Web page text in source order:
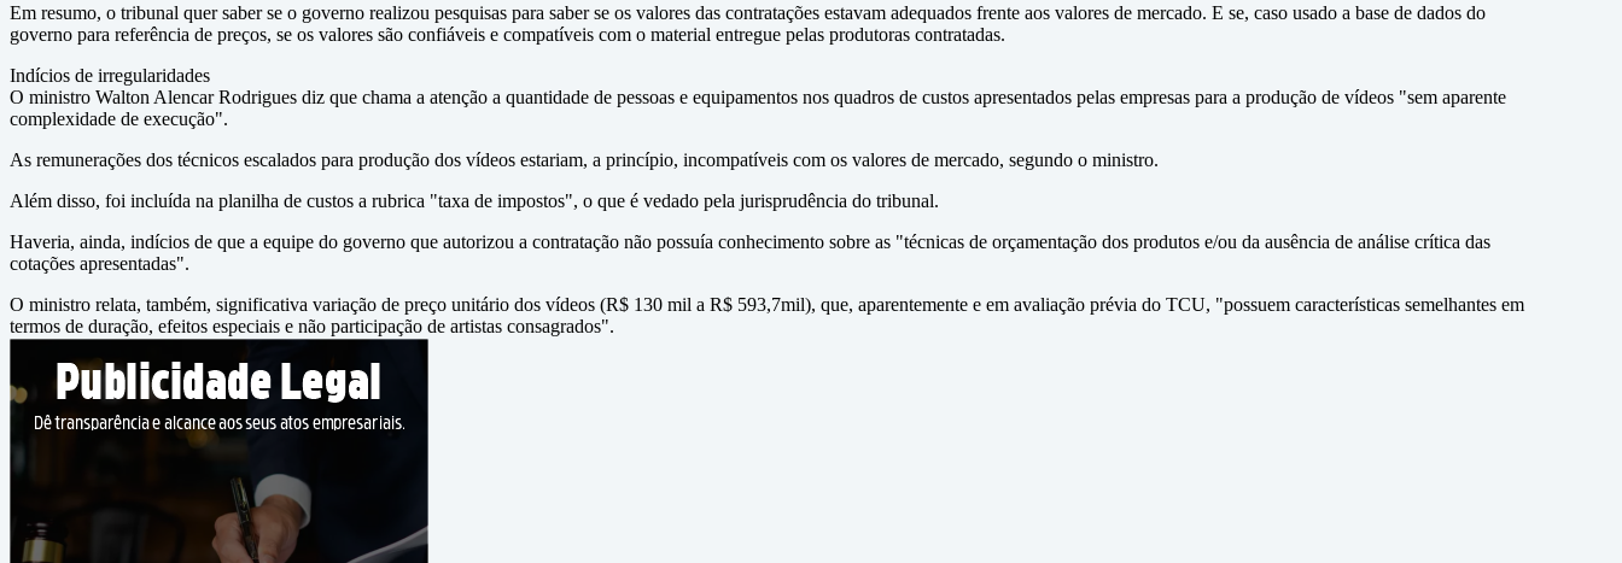
Em resumo, o tribunal quer saber se o governo realizou pesquisas para saber se os valores das contratações estavam adequados frente aos valores de mercado. E se, caso usado a base de dados do
governo para referência de preços, se os valores são confiáveis e compatíveis com o material entregue pelas produtoras contratadas.
Indícios de irregularidades
O ministro Walton Alencar Rodrigues diz que chama a atenção a quantidade de pessoas e equipamentos nos quadros de custos apresentados pelas empresas para a produção de vídeos "sem aparente
complexidade de execução".
As remunerações dos técnicos escalados para produção dos vídeos estariam, a princípio, incompatíveis com os valores de mercado, segundo o ministro.
Além disso, foi incluída na planilha de custos a rubrica "taxa de impostos", o que é vedado pela jurisprudência do tribunal.
Haveria, ainda, indícios de que a equipe do governo que autorizou a contratação não possuía conhecimento sobre as "técnicas de orçamentação dos produtos e/ou da ausência de análise crítica das
cotações apresentadas".
O ministro relata, também, significativa variação de preço unitário dos vídeos (R$ 130 mil a R$ 593,7mil), que, aparentemente e em avaliação prévia do TCU, "possuem características semelhantes em
termos de duração, efeitos especiais e não participação de artistas consagrados".